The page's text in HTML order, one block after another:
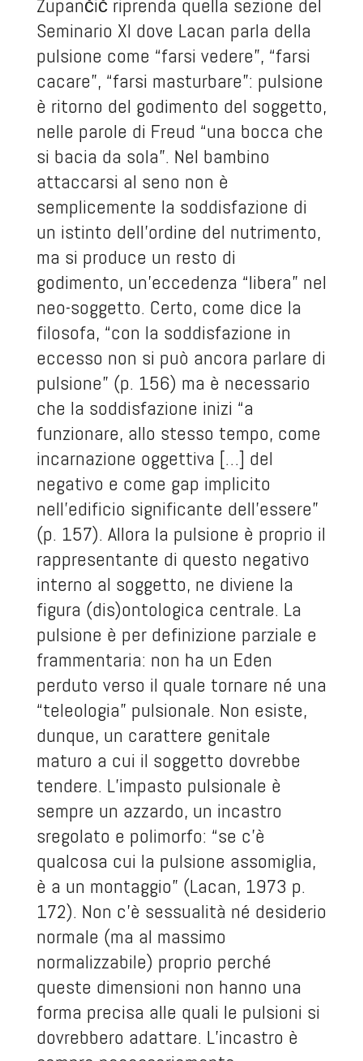
Zupančič riprenda quella sezione del
Seminario XI dove Lacan parla della
pulsione come “farsi vedere”, “farsi
cacare”, “farsi masturbare”: pulsione
è ritorno del godimento del soggetto,
nelle parole di Freud “una bocca che
si bacia da sola”. Nel bambino
attaccarsi al seno non è
semplicemente la soddisfazione di
un istinto dell’ordine del nutrimento,
ma si produce un resto di
godimento, un’eccedenza “libera” nel
neo-soggetto. Certo, come dice la
filosofa, “con la soddisfazione in
eccesso non si può ancora parlare di
pulsione” (p. 156) ma è necessario
che la soddisfazione inizi “a
funzionare, allo stesso tempo, come
incarnazione oggettiva […] del
negativo e come gap implicito
nell’edificio significante dell’essere”
(p. 157). Allora la pulsione è proprio il
rappresentante di questo negativo
interno al soggetto, ne diviene la
figura (dis)ontologica centrale. La
pulsione è per definizione parziale e
frammentaria: non ha un Eden
perduto verso il quale tornare né una
“teleologia” pulsionale. Non esiste,
dunque, un carattere genitale
maturo a cui il soggetto dovrebbe
tendere. L’impasto pulsionale è
sempre un azzardo, un incastro
sregolato e polimorfo: “se c’è
qualcosa cui la pulsione assomiglia,
è a un montaggio” (Lacan, 1973 p.
172). Non c’è sessualità né desiderio
normale (ma al massimo
normalizzabile) proprio perché
queste dimensioni non hanno una
forma precisa alle quali le pulsioni si
dovrebbero adattare. L’incastro è